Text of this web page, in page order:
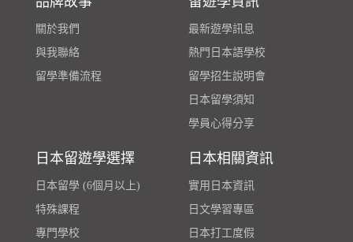
關於我們
與我聯絡
留學準備流程
最新遊學訊息
熱門日本語學校
留學招生說明會
日本留學須知
學員心得分享
日本留遊學選擇
日本留學 (6個月以上)
特殊課程
專門學校
日本相關資訊
實用日本資訊
日文學習專區
日本打工度假